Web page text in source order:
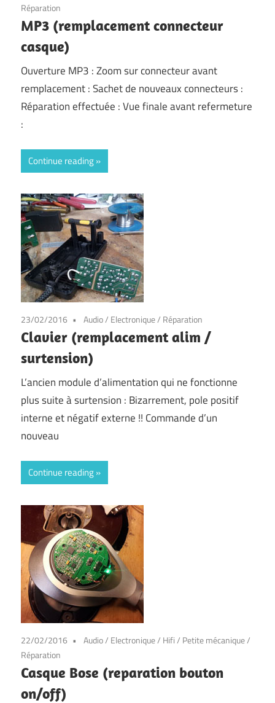
Réparation
MP3 (remplacement connecteur
casque)
Ouverture MP3 : Zoom sur connecteur avant
remplacement : Sachet de nouveaux connecteurs :
Réparation effectuée : Vue finale avant refermeture
:
Continue reading
23/02/2016 Audio/ Electronique/ Réparation
Clavier (remplacement alim /
surtension)
L’ancien module d’alimentation qui ne fonctionne
plus suite à surtension : Bizarrement, pole positif
interne et négatif externe !! Commande d’un
nouveau
Continue reading
22/02/2016 Audio/ Electronique/ Hifi/ Petite mécanique/
Réparation
Casque Bose (reparation bouton
on/off)